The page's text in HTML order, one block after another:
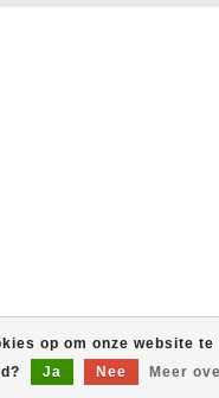
op om onze website
Ja Nee Meer